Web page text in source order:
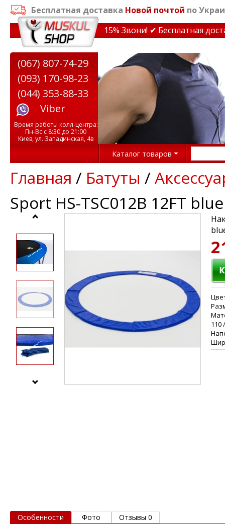
Бесплатная доставка Новой почтой по
на тренажеры до 15% Звони! ✔ Бесплатная
(067) 807-74-29
(093) 170-98-23
(044) 353-88-33
Viber
Время работы колл-центра:
Пн-Вс с 8:30 до 21:00
Киев, ул. Западинская, 4в
Каталог товаров
Главная / Батуты /
Sport HS-TSC012B 12FT blue
110
Особенности Фото Отзывы 0